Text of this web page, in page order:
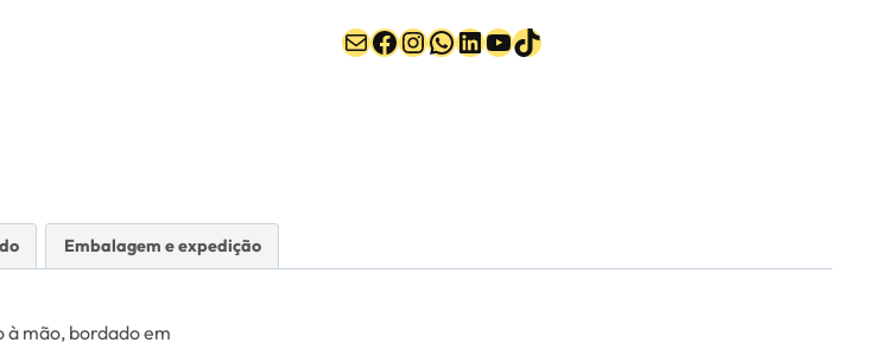
Correio
Facebook
Instagram
WhatsApp
LinkedIn
YouTube
TikTok
Embalagem e expedição
mão, bordado em